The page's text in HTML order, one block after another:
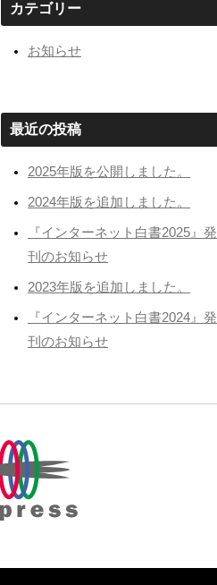
カテゴリー
お知らせ
最近の投稿
2025年版を公開しました。
2024年版を追加しました。
『インターネット白書2025』発
刊のお知らせ
2023年版を追加しました。
『インターネット白書2024』発
刊のお知らせ